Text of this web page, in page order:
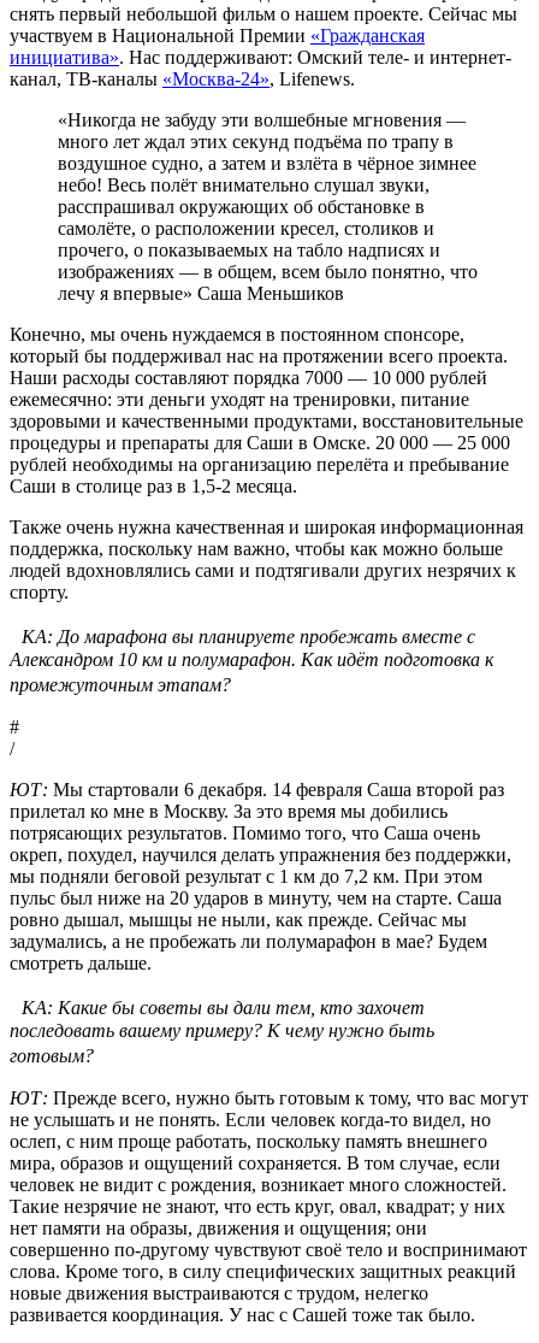
снять первый небольшой фильм о нашем проекте. Сейчас мы
участвуем в Национальной Премии «Гражданская
инициатива». Нас поддерживают: Омский теле- и интернет-
канал, ТВ-каналы «Москва-24», Lifenews.
«Никогда не забуду эти волшебные мгновения —
много лет ждал этих секунд подъёма по трапу в
воздушное судно, а затем и взлёта в чёрное зимнее
небо! Весь полёт внимательно слушал звуки,
расспрашивал окружающих об обстановке в
самолёте, о расположении кресел, столиков и
прочего, о показываемых на табло надписях и
изображениях — в общем, всем было понятно, что
лечу я впервые» Саша Меньшиков
Конечно, мы очень нуждаемся в постоянном спонсоре,
который бы поддерживал нас на протяжении всего проекта.
Наши расходы составляют порядка 7000 — 10 000 рублей
ежемесячно: эти деньги уходят на тренировки, питание
здоровыми и качественными продуктами, восстановительные
процедуры и препараты для Саши в Омске. 20 000 — 25 000
рублей необходимы на организацию перелёта и пребывание
Саши в столице раз в 1,5-2 месяца.
Также очень нужна качественная и широкая информационная
поддержка, поскольку нам важно, чтобы как можно больше
людей вдохновлялись сами и подтягивали других незрячих к
спорту.
КА: До марафона вы планируете пробежать вместе с
Александром 10 км и полумарафон. Как идёт подготовка к
промежуточным этапам?
#
/
ЮТ: Мы стартовали 6 декабря. 14 февраля Саша второй раз
прилетал ко мне в Москву. За это время мы добились
потрясающих результатов. Помимо того, что Саша очень
окреп, похудел, научился делать упражнения без поддержки,
мы подняли беговой результат с 1 км до 7,2 км. При этом
пульс был ниже на 20 ударов в минуту, чем на старте. Саша
ровно дышал, мышцы не ныли, как прежде. Сейчас мы
задумались, а не пробежать ли полумарафон в мае? Будем
смотреть дальше.
КА: Какие бы советы вы дали тем, кто захочет
последовать вашему примеру? К чему нужно быть
готовым?
ЮТ: Прежде всего, нужно быть готовым к тому, что вас могут
не услышать и не понять. Если человек когда-то видел, но
ослеп, с ним проще работать, поскольку память внешнего
мира, образов и ощущений сохраняется. В том случае, если
человек не видит с рождения, возникает много сложностей.
Такие незрячие не знают, что есть круг, овал, квадрат; у них
нет памяти на образы, движения и ощущения; они
совершенно по-другому чувствуют своё тело и воспринимают
слова. Кроме того, в силу специфических защитных реакций
новые движения выстраиваются с трудом, нелегко
развивается координация. У нас с Сашей тоже так было.